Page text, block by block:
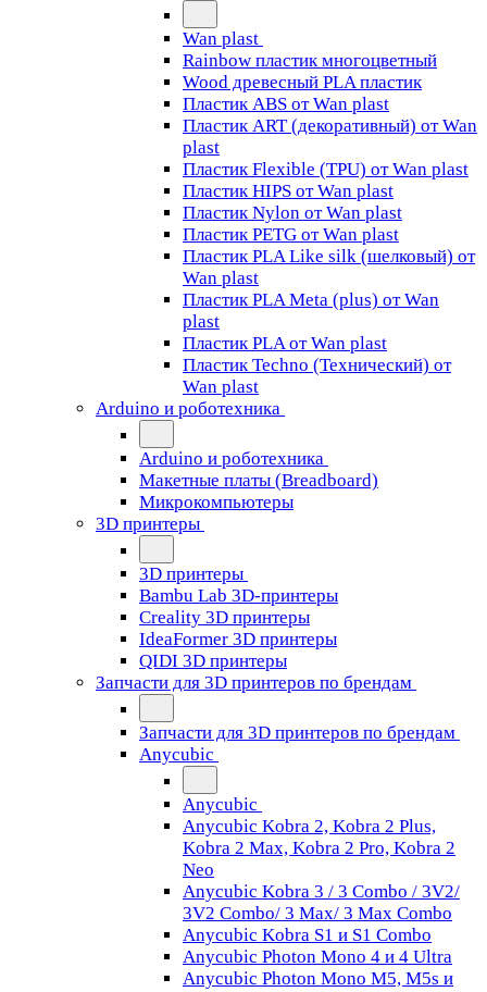
Wan plast
Rainbow пластик многоцветный
Wood древесный PLA пластик
Пластик ABS от Wan plast
Пластик ART (декоративный) от Wan
plast
Пластик Flexible (TPU) от Wan plast
Пластик HIPS от Wan plast
Пластик Nylon от Wan plast
Пластик PETG от Wan plast
Пластик PLA Like silk (шелковый) от
Wan plast
Пластик PLA Meta (plus) от Wan
plast
Пластик PLA от Wan plast
Пластик Techno (Технический) от
Wan plast
Arduino и роботехника
Arduino и роботехника
Макетные платы (Breadboard)
Микрокомпьютеры
3D принтеры
3D принтеры
Bambu Lab 3D-принтеры
Creality 3D принтеры
IdeaFormer 3D принтеры
QIDI 3D принтеры
Запчасти для 3D принтеров по брендам
Запчасти для 3D принтеров по брендам
Anycubic
Anycubic
Anycubic Kobra 2, Kobra 2 Plus,
Kobra 2 Max, Kobra 2 Pro, Kobra 2
Neo
Anycubic Kobra 3 / 3 Combo / 3V2/
3V2 Combo/ 3 Max/ 3 Max Combo
Anycubic Kobra S1 и S1 Combo
Anycubic Photon Mono 4 и 4 Ultra
Anycubic Photon Mono M5, M5s и